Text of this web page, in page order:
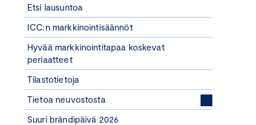
Etsi lausuntoa
ICC:n markkinointisäännöt
Hyvää markkinointitapaa koskevat
periaatteet
Tilastotietoja
Tietoa neuvostosta
Suuri brändipäivä 2026